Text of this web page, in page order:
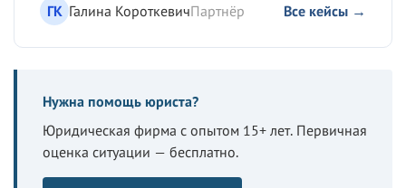
ГК Галина КороткевичПартнёр Все кейсы →
Нужна помощь юриста?
Юридическая фирма с опытом 15+ лет. Первичная
оценка ситуации — бесплатно.